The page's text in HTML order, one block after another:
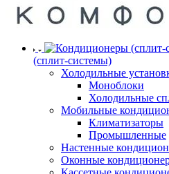
(сплит-системы)
Холодильные
Моноблоки
Холодильные
Мобильные
Климатизаторы
Промышленные
Настенные
Оконные